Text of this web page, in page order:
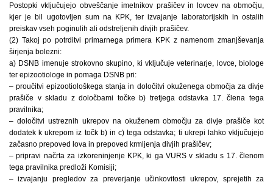
Postopki vključujejo obveščanje imetnikov prašičev in lovcev na območju,
kjer je bil ugotovljen sum na KPK, ter izvajanje laboratorijskih in ostalih
preiskav vseh poginulih ali odstreljenih divjih prašičev.
(2) Takoj po potrditvi primarnega primera KPK z namenom zmanjševanja
širjenja bolezni:
a) DSNB imenuje strokovno skupino, ki vključuje veterinarje, lovce, biologe
ter epizootiologe in pomaga DSNB pri:
– proučitvi epizootiološkega stanja in določitvi okuženega območja za divje
prašiče v skladu z določbami točke b) tretjega odstavka 17. člena tega
pravilnika;
– določitvi ustreznih ukrepov na okuženem območju za divje prašiče kot
dodatek k ukrepom iz točk b) in c) tega odstavka; ti ukrepi lahko vključujejo
začasno prepoved lova in prepoved krmljenja divjih prašičev;
– pripravi načrta za izkoreninjenje KPK, ki ga VURS v skladu s 17. členom
tega pravilnika predloži Komisiji;
– izvajanju pregledov za preverjanje učinkovitosti ukrepov, sprejetih za